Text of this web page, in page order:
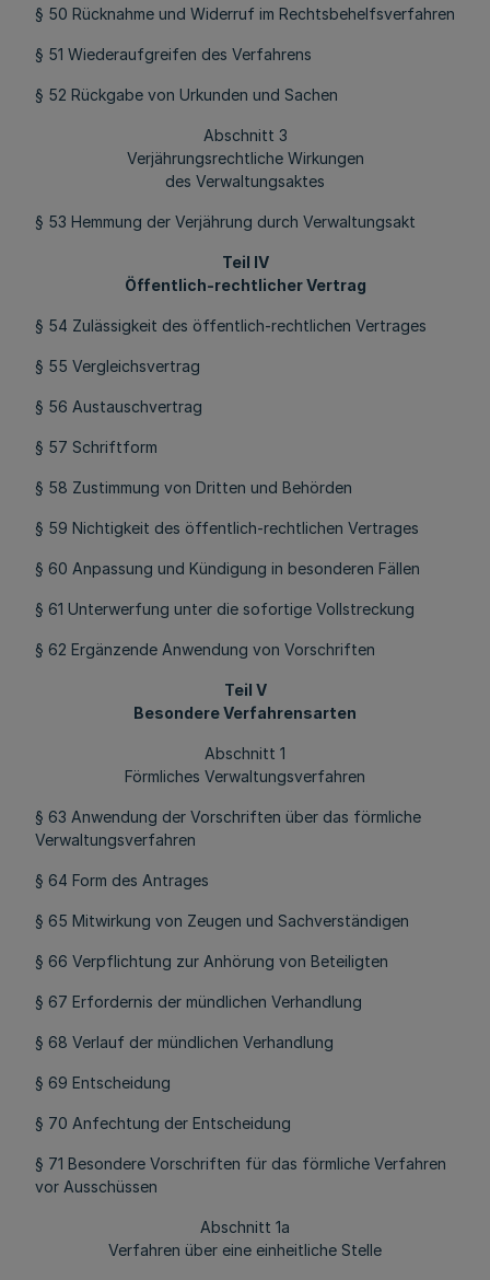
§ 50 Rücknahme und Widerruf im Rechtsbehelfsverfahren
§ 51 Wiederaufgreifen des Verfahrens
§ 52 Rückgabe von Urkunden und Sachen
Abschnitt 3
Verjährungsrechtliche Wirkungen
des Verwaltungsaktes
§ 53 Hemmung der Verjährung durch Verwaltungsakt
Teil IV
Öffentlich-rechtlicher Vertrag
§ 54 Zulässigkeit des öffentlich-rechtlichen Vertrages
§ 55 Vergleichsvertrag
§ 56 Austauschvertrag
§ 57 Schriftform
§ 58 Zustimmung von Dritten und Behörden
§ 59 Nichtigkeit des öffentlich-rechtlichen Vertrages
§ 60 Anpassung und Kündigung in besonderen Fällen
§ 61 Unterwerfung unter die sofortige Vollstreckung
§ 62 Ergänzende Anwendung von Vorschriften
Teil V
Besondere Verfahrensarten
Abschnitt 1
Förmliches Verwaltungsverfahren
§ 63 Anwendung der Vorschriften über das förmliche
Verwaltungsverfahren
§ 64 Form des Antrages
§ 65 Mitwirkung von Zeugen und Sachverständigen
§ 66 Verpflichtung zur Anhörung von Beteiligten
§ 67 Erfordernis der mündlichen Verhandlung
§ 68 Verlauf der mündlichen Verhandlung
§ 69 Entscheidung
§ 70 Anfechtung der Entscheidung
§ 71 Besondere Vorschriften für das förmliche Verfahren
vor Ausschüssen
Abschnitt 1a
Verfahren über eine einheitliche Stelle